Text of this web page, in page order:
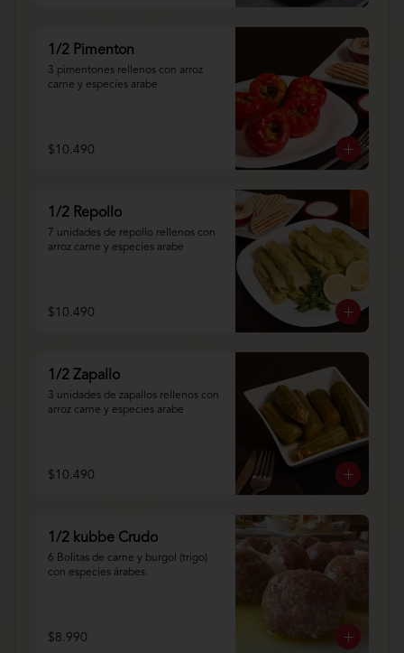
1/2 Pimenton
3 pimentones rellenos con arroz
carne y especies arabe
$10.490
1/2 Repollo
7 unidades de repollo rellenos con
arroz carne y especies arabe
$10.490
1/2 Zapallo
3 unidades de zapallos rellenos con
arroz carne y especies arabe
$10.490
1/2 kubbe Crudo
6 Bolitas de carne y burgol (trigo)
con especies árabes.
$8.990